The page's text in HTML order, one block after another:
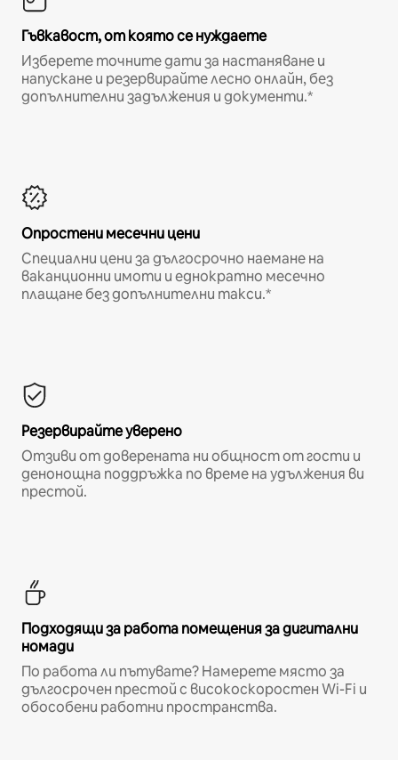
Гъвкавост, от която се нуждаете
Изберете точните дати за настаняване и
напускане и резервирайте лесно онлайн, без
допълнителни задължения и документи.*
Опростени месечни цени
Специални цени за дългосрочно наемане на
ваканционни имоти и еднократно месечно
плащане без допълнителни такси.*
Резервирайте уверено
Отзиви от доверената ни общност от гости и
денонощна поддръжка по време на удължения ви
престой.
Подходящи за работа помещения за дигитални
номади
По работа ли пътувате? Намерете място за
дългосрочен престой с високоскоростен Wi-Fi и
обособени работни пространства.